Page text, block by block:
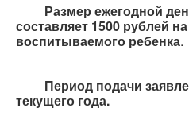
Размер ежегодной
составляет 1500 рублей
воспитываемого ребенка.
Период подачи
текущего года.